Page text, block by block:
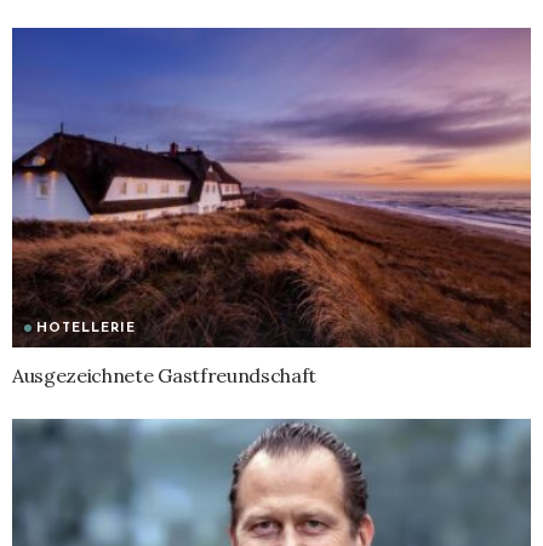
HOTELLERIE
Ausgezeichnete Gastfreundschaft